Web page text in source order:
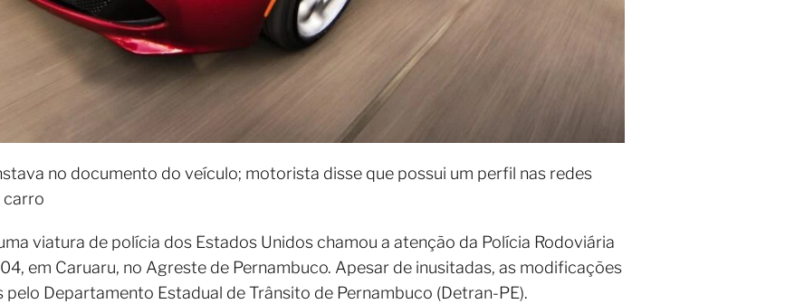
no documento do veículo; motorista disse que possui um perfil nas redes
carro
viatura de polícia dos Estados Unidos chamou a atenção da Polícia Rodoviária
em Caruaru, no Agreste de Pernambuco. Apesar de inusitadas, as modificações
Departamento Estadual de Trânsito de Pernambuco (Detran-PE).